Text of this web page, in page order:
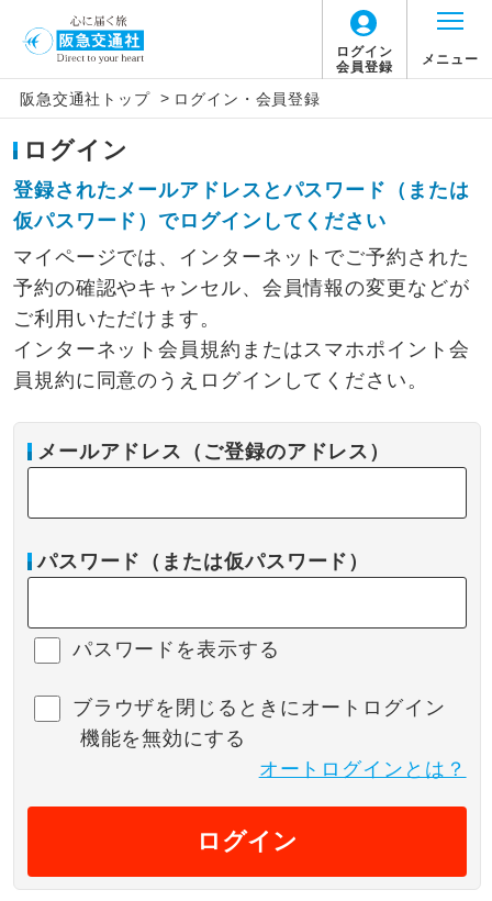
ログイン
会員登録
メニュー
阪急交通社トップ > ログイン・会員登録
ログイン
登録されたメールアドレスとパスワード（または
仮パスワード）でログインしてください
マイページでは、インターネットでご予約された
予約の確認やキャンセル、会員情報の変更などが
ご利用いただけます。
インターネット会員規約またはスマホポイント会
員規約に同意のうえログインしてください。
メールアドレス（ご登録のアドレス）
パスワード（または仮パスワード）
パスワードを表示する
ブラウザを閉じるときにオートログイン
機能を無効にする
オートログインとは？
ログイン